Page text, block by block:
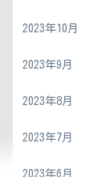
2023年10月
2023年9月
2023年8月
2023年7月
2023年6月